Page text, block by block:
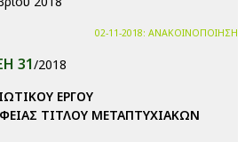
02-11-2018: ΑΝΑΚΟΙΝΟΠΟΙΗΣΗ
31/2018
ΕΡΓΟΥ
ΤΙΤΛΟΥ ΜΕΤΑΠΤΥΧΙΑΚΩΝ